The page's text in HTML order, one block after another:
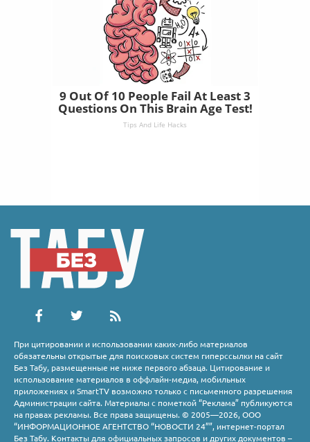
9 Out Of 10 People Fail At Least 3
Questions On This Brain Age Test!
Tips And Life Hacks
При цитировании и использовании каких-либо материалов
обязательны открытые для поисковых систем гиперссылки на сайт
Без Табу, размещенные не ниже первого абзаца. Цитирование и
использование материалов в оффлайн-медиа, мобильных
приложениях и SmartTV возможно только с письменного разрешения
Администрации сайта. Материалы с пометкой “Реклама” публикуются
на правах рекламы. Все права защищены. © 2005—2026, ООО
“ИНФОРМАЦИОННОЕ АГЕНТСТВО “НОВОСТИ 24””, интернет-портал
Без Табу. Контакты для официальных запросов и других документов –